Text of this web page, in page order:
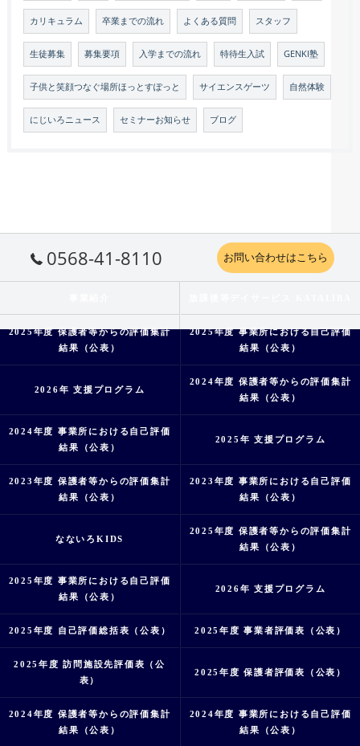
カリキュラム 卒業までの流れ よくある質問 スタッフ
生徒募集 募集要項 入学までの流れ 特待生入試 GENKI塾
子供と笑顔つなぐ場所ほっとすぽっと サイエンスゲーツ 自然体験
にじいろニュース セミナーお知らせ ブログ
0568-41-8110 お問い合わせはこちら
2025年度 保護者等からの評価集計
結果（公表）
2025年度 事業所における自己評価
結果（公表）
2026年 支援プログラム
2024年度 保護者等からの評価集計
結果（公表）
2024年度 事業所における自己評価
結果（公表）
2025年 支援プログラム
2023年度 保護者等からの評価集計
結果（公表）
2023年度 事業所における自己評価
結果（公表）
なないろKIDS
2025年度 保護者等からの評価集計
結果（公表）
2025年度 事業所における自己評価
結果（公表）
2026年 支援プログラム
2025年度 自己評価総括表（公表） 2025年度 事業者評価表（公表）
2025年度 訪問施設先評価表（公
表）
2025年度 保護者評価表（公表）
2024年度 保護者等からの評価集計
結果（公表）
2024年度 事業所における自己評価
結果（公表）